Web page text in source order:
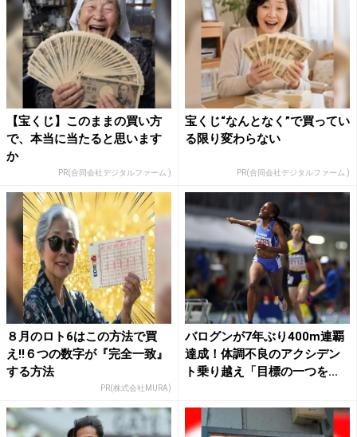
【宝くじ】このままの買い方
で、本当に当たると思います
か
PR(合同会社デジタルファーム )
宝くじ“なんとなく”で買ってい
る限り変わらない
PR(合同会社デジタルファーム )
８月のロト6はこの方法で買
え!!６つの数字が『完全一致』
する方法
PR(株式会社MURA)
バログンが7年ぶり400m連覇
達成！体調不良のアクシデン
ト乗り越え「目標の一つを...